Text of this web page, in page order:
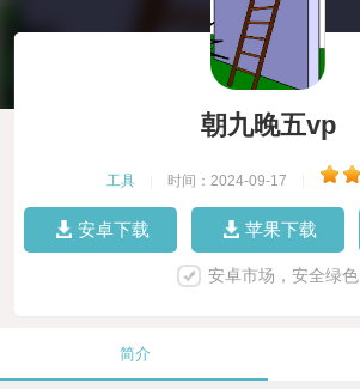
朝九晚五vp
工具 时间：2024-09-17
安卓下载 苹果下载
安卓市场，安全绿色
简介